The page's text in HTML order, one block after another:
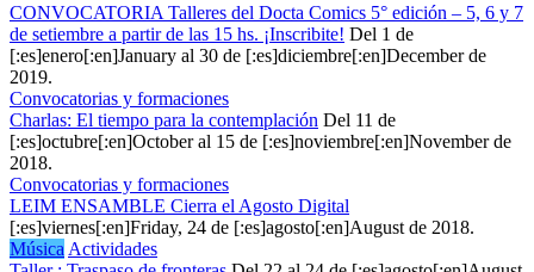
CONVOCATORIA Talleres del Docta Comics 5° edición – 5, 6 y 7
de setiembre a partir de las 15 hs. ¡Inscribite! Del 1 de
[:es]enero[:en]January al 30 de [:es]diciembre[:en]December de
2019.
Convocatorias y formaciones
Charlas: El tiempo para la contemplación Del 11 de
[:es]octubre[:en]October al 15 de [:es]noviembre[:en]November de
2018.
Convocatorias y formaciones
LEIM ENSAMBLE Cierra el Agosto Digital
[:es]viernes[:en]Friday, 24 de [:es]agosto[:en]August de 2018.
Música Actividades